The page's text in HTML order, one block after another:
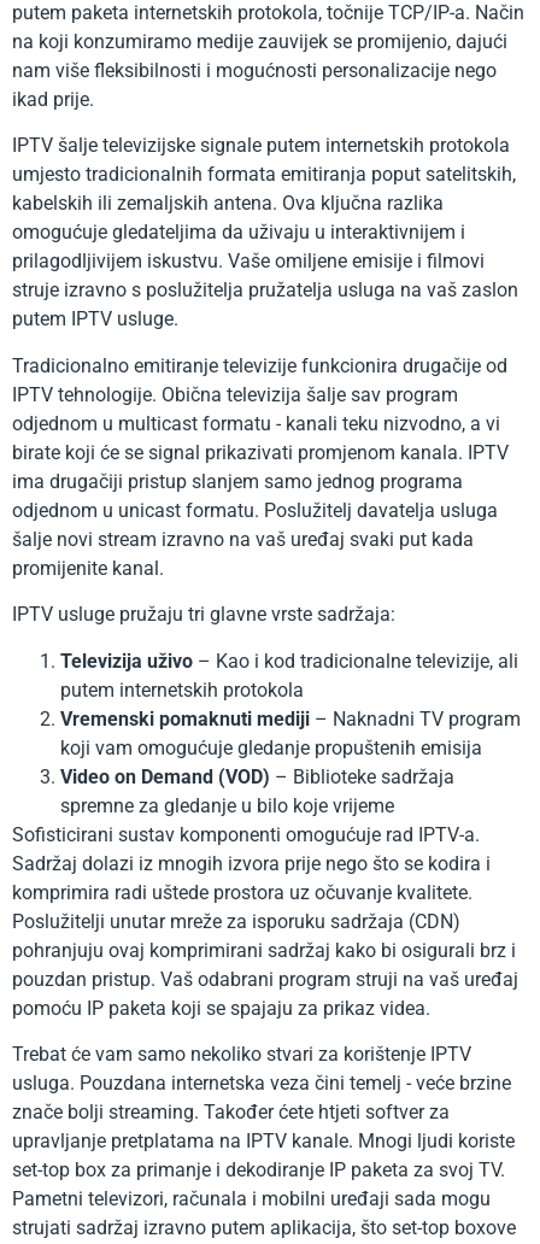
putem paketa internetskih protokola, točnije TCP/IP-a. Način
na koji konzumiramo medije zauvijek se promijenio, dajući
nam više fleksibilnosti i mogućnosti personalizacije nego
ikad prije.
IPTV šalje televizijske signale putem internetskih protokola
umjesto tradicionalnih formata emitiranja poput satelitskih,
kabelskih ili zemaljskih antena. Ova ključna razlika
omogućuje gledateljima da uživaju u interaktivnijem i
prilagodljivijem iskustvu. Vaše omiljene emisije i filmovi
struje izravno s poslužitelja pružatelja usluga na vaš zaslon
putem IPTV usluge.
Tradicionalno emitiranje televizije funkcionira drugačije od
IPTV tehnologije. Obična televizija šalje sav program
odjednom u multicast formatu - kanali teku nizvodno, a vi
birate koji će se signal prikazivati ​​promjenom kanala. IPTV
ima drugačiji pristup slanjem samo jednog programa
odjednom u unicast formatu. Poslužitelj davatelja usluga
šalje novi stream izravno na vaš uređaj svaki put kada
promijenite kanal.
IPTV usluge pružaju tri glavne vrste sadržaja:
Televizija uživo – Kao i kod tradicionalne televizije, ali
putem internetskih protokola
Vremenski pomaknuti mediji – Naknadni TV program
koji vam omogućuje gledanje propuštenih emisija
Video on Demand (VOD) – Biblioteke sadržaja
spremne za gledanje u bilo koje vrijeme
Sofisticirani sustav komponenti omogućuje rad IPTV-a.
Sadržaj dolazi iz mnogih izvora prije nego što se kodira i
komprimira radi uštede prostora uz očuvanje kvalitete.
Poslužitelji unutar mreže za isporuku sadržaja (CDN)
pohranjuju ovaj komprimirani sadržaj kako bi osigurali brz i
pouzdan pristup. Vaš odabrani program struji na vaš uređaj
pomoću IP paketa koji se spajaju za prikaz videa.
Trebat će vam samo nekoliko stvari za korištenje IPTV
usluga. Pouzdana internetska veza čini temelj - veće brzine
znače bolji streaming. Također ćete htjeti softver za
upravljanje pretplatama na IPTV kanale. Mnogi ljudi koriste
set-top box za primanje i dekodiranje IP paketa za svoj TV.
Pametni televizori, računala i mobilni uređaji sada mogu
strujati sadržaj izravno putem aplikacija, što set-top boxove